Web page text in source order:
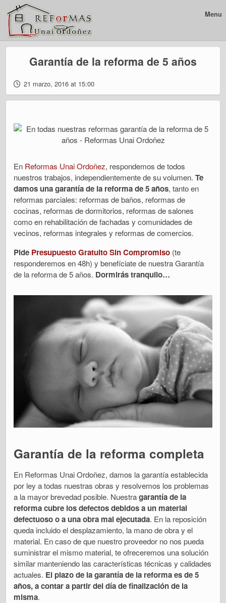
Menu
Garantía de la reforma de 5 años
21 marzo, 2016 at 15:00
En Reformas Unai Ordoñez, respondemos de todos
nuestros trabajos, independientemente de su volumen. Te
damos una garantía de la reforma de 5 años, tanto en
reformas parciales: reformas de baños, reformas de
cocinas, reformas de dormitorios, reformas de salones
como en rehabilitación de fachadas y comunidades de
vecinos, reformas integrales y reformas de comercios.
Pide Presupuesto Gratuito Sin Compromiso (te
responderemos en 48h) y benefíciate de nuestra Garantía
de la reforma de 5 años. Dormirás tranquilo…
Garantía de la reforma completa
En Reformas Unai Ordoñez, damos la garantía establecida
por ley a todas nuestras obras y resolvemos los problemas
a la mayor brevedad posible. Nuestragarantía de la
reforma cubre los defectos debidos a un material
defectuoso o a una obra mal ejecutada. En la reposición
queda incluido el desplazamiento, la mano de obra y el
material. En caso de que nuestro proveedor no nos pueda
suministrar el mismo material, te ofreceremos una solución
similar manteniendo las características técnicas y calidades
actuales. El plazo de la garantía de la reforma es de 5
años, a contar a partir del día de finalización de la
misma.